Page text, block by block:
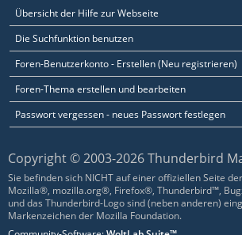
Übersicht der Hilfe zur Webseite
Die Suchfunktion benutzen
Foren-Benutzerkonto - Erstellen (Neu registrieren)
Foren-Thema erstellen und bearbeiten
Passwort vergessen - neues Passwort festlegen
Copyright © 2003-2026 Thunderbird
Sie befinden sich NICHT auf einer offiziellen Seite
Mozilla®, mozilla.org®, Firefox®, Thunderbird™,
und das Thunderbird-Logo sind (neben anderen)
Markenzeichen der Mozilla Foundation.